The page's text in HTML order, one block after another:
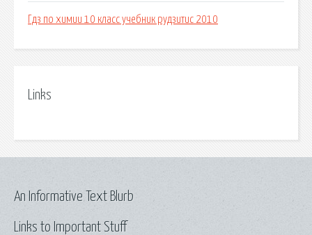
Гдз по химии 10 класс учебник рудзитис 2010
Links
Links to Important Stuff
An Informative Text Blurb